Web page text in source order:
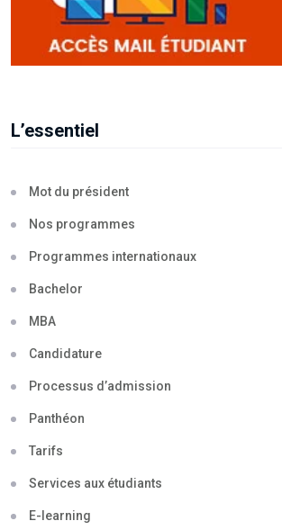
L’essentiel
Mot du président
Nos programmes
Programmes internationaux
Bachelor
MBA
Candidature
Processus d’admission
Panthéon
Tarifs
Services aux étudiants
E-learning